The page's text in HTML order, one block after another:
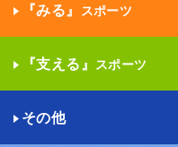
『みる』 スポーツ
『支える』 スポーツ
その他